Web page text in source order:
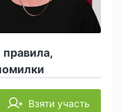
Взяти участь